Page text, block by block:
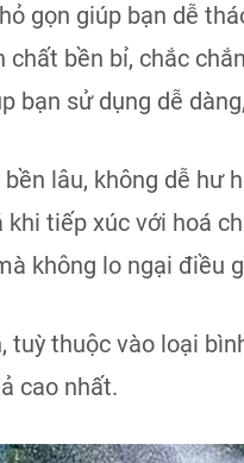
gọn giúp bạn dễ
bền bỉ, chắc
bạn sử dụng dễ
lâu, không dễ
khi tiếp xúc với hoá
không lo ngại điều
tuỳ thuộc vào loại
cao nhất.